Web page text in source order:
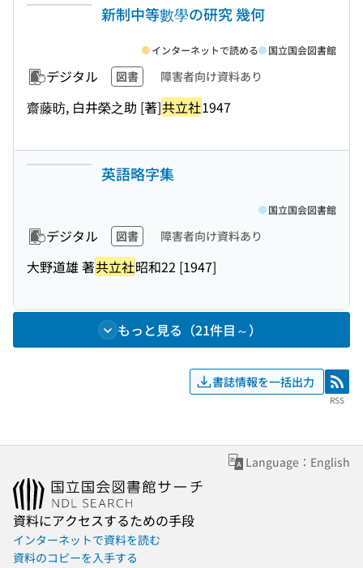
新制中等數學の研究 幾何
デジタル 図書 障害者向け資料あり
齋藤昉, 白井榮之助 [著]共立社1947
インターネットで読める 国立国会図書館
英語略字集
デジタル 図書 障害者向け資料あり
大野道雄 著共立社昭和22 [1947]
国立国会図書館
もっと見る（21件目～）
書誌情報を一括出力 RSS
RSS
Language：English
資料にアクセスするための手段
インターネットで資料を読む
資料のコピーを入手する